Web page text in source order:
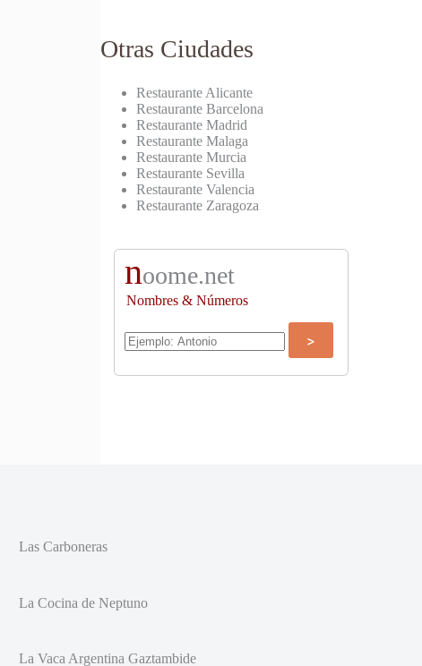
Otras Ciudades
Restaurante Alicante
Restaurante Barcelona
Restaurante Madrid
Restaurante Malaga
Restaurante Murcia
Restaurante Sevilla
Restaurante Valencia
Restaurante Zaragoza
noome.net
Nombres & Números
Las Carboneras
La Cocina de Neptuno
La Vaca Argentina Gaztambide